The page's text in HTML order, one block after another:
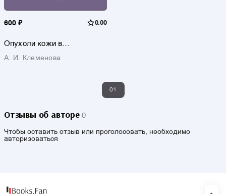
600 ₽ 0.00
Опухоли кожи в
А. И. Клеменова
01
Отзывы об авторе 0
Чтобы оставить отзыв или проголосовать, необходимо
авторизоваться